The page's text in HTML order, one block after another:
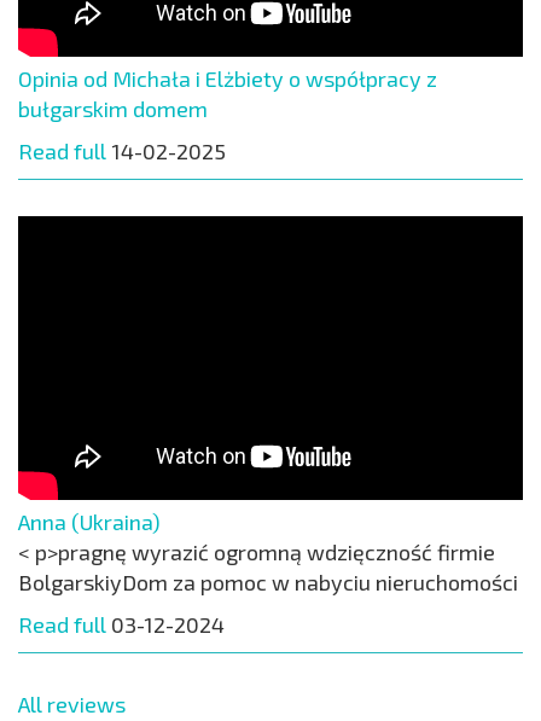
Opinia od Michała i Elżbiety o współpracy z
bułgarskim domem
Read full 14-02-2025
Anna (Ukraina)
< p>pragnę wyrazić ogromną wdzięczność firmie
BolgarskiyDom za pomoc w nabyciu nieruchomości
Read full 03-12-2024
All reviews